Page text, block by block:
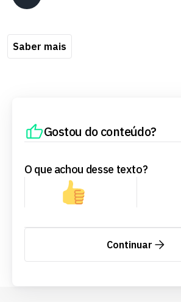
Saber mais
Gostou do conteúdo?
O que achou desse texto?
Continuar